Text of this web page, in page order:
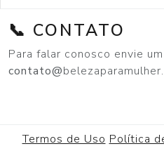
📞 CONTATO
Para falar conosco envie
contato@
Termos de Uso Política